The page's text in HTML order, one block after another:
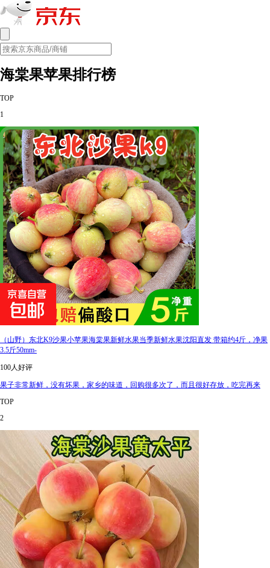
海棠果苹果排行榜
TOP
1
（山野）东北K9沙果小苹果海棠果新鲜水果当季新鲜水果沈阳直发 带箱约4斤，净果
3.5斤50mm-
100人好评
果子非常新鲜，没有坏果，家乡的味道，回购很多次了，而且很好存放，吃完再来
TOP
2